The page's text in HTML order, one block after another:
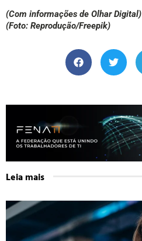
(Com informações de Olhar Digital)
(Foto: Reprodução/Freepik)
Leia mais